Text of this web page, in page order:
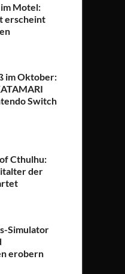
Motel:
erscheint
im Oktober:
Switch
Cthulhu:
der
Simulator
erobern